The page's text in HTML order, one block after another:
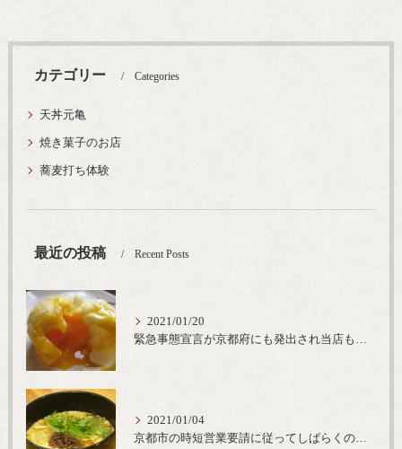
カテゴリー Categories
天丼元亀
焼き菓子のお店
蕎麦打ち体験
最近の投稿 Recent Posts
2021/01/20
緊急事態宣言が京都府にも発出され当店も要請に従って20時完全閉店という形で営業なるべく短期間での要請解除へ一致団結です
2021/01/04
京都市の時短営業要請に従ってしばらくの間20時までの営業とさせていただいております。寒い時期には温かいお蕎麦がおすすめ